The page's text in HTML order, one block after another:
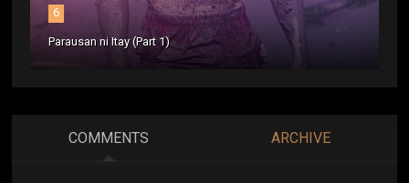
6
Parausan ni Itay (Part 1)
COMMENTS ARCHIVE